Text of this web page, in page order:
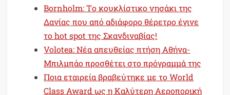
Bornholm: Tο κουκλίστικο νησάκι της
Δανίας που από αδιάφορο θέρετρο έγινε
το hot spot της Σκανδιναβίας!
Volotea: Νέα απευθείας πτήση Αθήνα-
Μπιλμπάο προσθέτει στο πρόγραμμά της
Ποια εταιρεία βραβεύτηκε με το World
Class Award ως η Καλύτερη Αεροπορική